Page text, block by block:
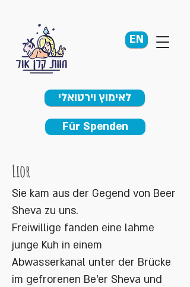
לאימוץ וירטואלי
EN
Für Spenden
Lior
Sie kam aus der Gegend von Beer
Sheva zu uns.
Freiwillige fanden eine lahme
junge Kuh in einem
Abwasserkanal unter der Brücke
im gefrorenen Be'er Sheva und